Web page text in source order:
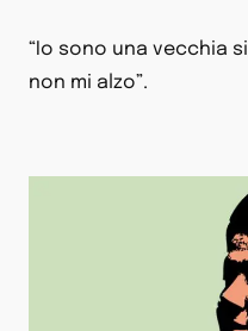
“Io sono una vecchia
non mi alzo”.